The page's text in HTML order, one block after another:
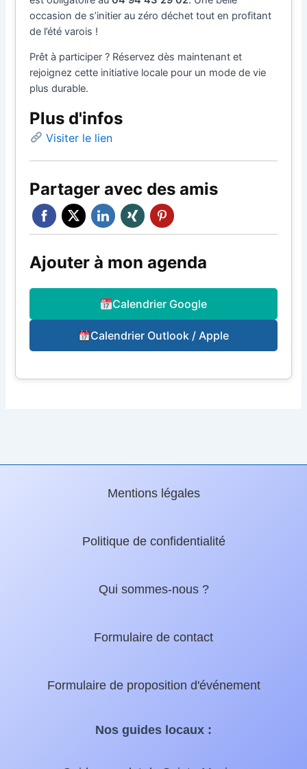
occasion de s’initier au zéro déchet tout en profitant
de l’été varois !
Prêt à participer ? Réservez dès maintenant et
rejoignez cette initiative locale pour un mode de vie
plus durable.
Plus d'infos
Visiter le lien
Partager avec des amis
Ajouter à mon agenda
Calendrier Google
Calendrier Outlook / Apple
Mentions légales
Politique de confidentialité
Qui sommes-nous ?
Formulaire de contact
Formulaire de proposition d'événement
Nos guides locaux :